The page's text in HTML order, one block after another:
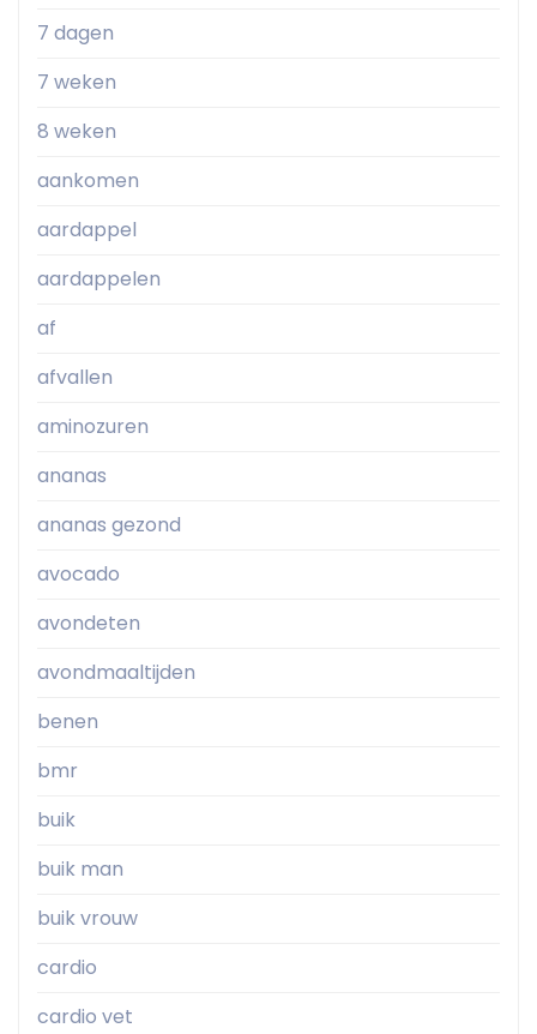
7 dagen
7 weken
8 weken
aankomen
aardappel
aardappelen
af
afvallen
aminozuren
ananas
ananas gezond
avocado
avondeten
avondmaaltijden
benen
bmr
buik
buik man
buik vrouw
cardio
cardio vet